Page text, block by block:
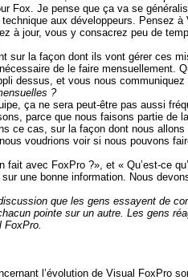
Fox. Je pense que ça va se
aux développeurs. Pensez
à jour, vous y consacrez peu de
sur la façon dont ils vont gérer ces
de le faire mensuellement.
dessus, et vous nous communiquez
?
ça ne sera peut-être pas aussi
parce que nous faisons partie de
ce cas, sur la façon dont nous
voudrions voir si nous pouvons
fait avec FoxPro ?», et « Qu’est-ce
une bonne information. Nous
que les gens essayent de
pointe sur un autre. Les gens
FoxPro.
l’évolution de Visual FoxPro